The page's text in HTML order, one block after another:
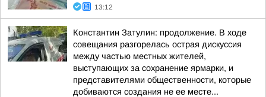
13:12
Константин Затулин: продолжение. В ходе
совещания разгорелась острая дискуссия
между частью местных жителей,
выступающих за сохранение ярмарки, и
представителями общественности, которые
добиваются создания не ее месте...